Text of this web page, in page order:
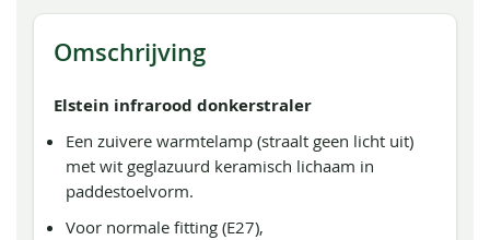
Omschrijving
Elstein infrarood donkerstraler
Een zuivere warmtelamp (straalt geen licht uit)
met wit geglazuurd keramisch lichaam in
paddestoelvorm.
Voor normale fitting (E27),